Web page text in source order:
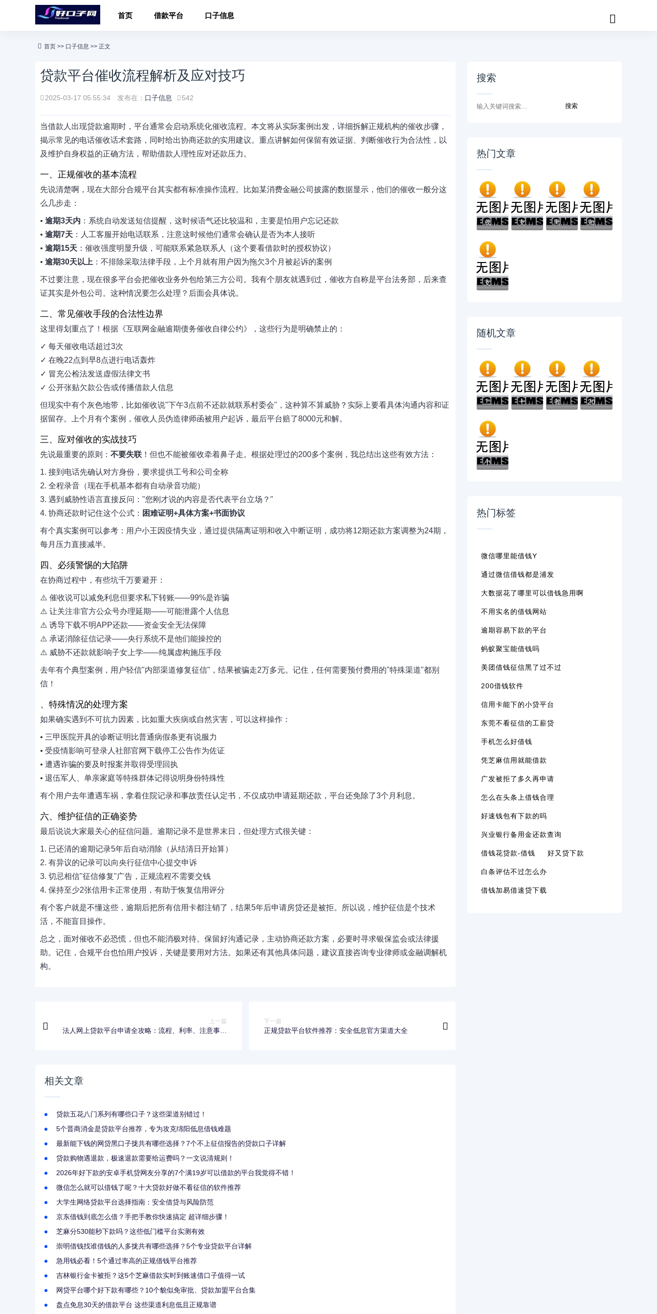
首页 借款平台 口子信息
首页 >> 口子信息 >> 正文
贷款平台催收流程解析及应对技巧
2025-03-17 05:55:34 发布在： 口子信息 542
当借款人出现贷款逾期时，平台通常会启动系统化催收流程。本文将从实际案例出发，详细拆解正规机构的催收步骤，
揭示常见的电话催收话术套路，同时给出协商还款的实用建议。重点讲解如何保留有效证据、判断催收行为合法性，以
及维护自身权益的正确方法，帮助借款人理性应对还款压力。
一、正规催收的基本流程
先说清楚啊，现在大部分合规平台其实都有标准操作流程。比如某消费金融公司披露的数据显示，他们的催收一般分这
么几步走：
• 逾期3天内 ：系统自动发送短信提醒，这时候语气还比较温和，主要是怕用户忘记还款
• 逾期7天 ：人工客服开始电话联系，注意这时候他们通常会确认是否为本人接听
• 逾期15天 ：催收强度明显升级，可能联系紧急联系人（这个要看借款时的授权协议）
• 逾期30天以上 ：不排除采取法律手段，上个月就有用户因为拖欠3个月被起诉的案例
不过要注意，现在很多平台会把催收业务外包给第三方公司。我有个朋友就遇到过，催收方自称是平台法务部，后来查
证其实是外包公司。这种情况要怎么处理？后面会具体说。
二、常见催收手段的合法性边界
这里得划重点了！根据《互联网金融逾期债务催收自律公约》，这些行为是明确禁止的：
✓ 每天催收电话超过3次
✓ 在晚22点到早8点进行电话轰炸
✓ 冒充公检法发送虚假法律文书
✓ 公开张贴欠款公告或传播借款人信息
但现实中有个灰色地带，比如催收说"下午3点前不还款就联系村委会"，这种算不算威胁？实际上要看具体沟通内容和证
据留存。上个月有个案例，催收人员伪造律师函被用户起诉，最后平台赔了8000元和解。
三、应对催收的实战技巧
先说最重要的原则： 不要失联 ！但也不能被催收牵着鼻子走。根据处理过的200多个案例，我总结出这些有效方法：
1. 接到电话先确认对方身份，要求提供工号和公司全称
2. 全程录音（现在手机基本都有自动录音功能）
3. 遇到威胁性语言直接反问："您刚才说的内容是否代表平台立场？"
4. 协商还款时记住这个公式： 困难证明+具体方案+书面协议
有个真实案例可以参考：用户小王因疫情失业，通过提供隔离证明和收入中断证明，成功将12期还款方案调整为24期，
每月压力直接减半。
四、必须警惕的大陷阱
在协商过程中，有些坑千万要避开：
⚠️ 催收说可以减免利息但要求私下转账——99%是诈骗
⚠️ 让关注非官方公众号办理延期——可能泄露个人信息
⚠️ 诱导下载不明APP还款——资金安全无法保障
⚠️ 承诺消除征信记录——央行系统不是他们能操控的
⚠️ 威胁不还款就影响子女上学——纯属虚构施压手段
去年有个典型案例，用户轻信"内部渠道修复征信"，结果被骗走2万多元。记住，任何需要预付费用的"特殊渠道"都别
信！
、特殊情况的处理方案
如果确实遇到不可抗力因素，比如重大疾病或自然灾害，可以这样操作：
• 三甲医院开具的诊断证明比普通病假条更有说服力
• 受疫情影响可登录人社部官网下载停工公告作为佐证
• 遭遇诈骗的要及时报案并取得受理回执
• 退伍军人、单亲家庭等特殊群体记得说明身份特殊性
有个用户去年遭遇车祸，拿着住院记录和事故责任认定书，不仅成功申请延期还款，平台还免除了3个月利息。
六、维护征信的正确姿势
最后说说大家最关心的征信问题。逾期记录不是世界末日，但处理方式很关键：
1. 已还清的逾期记录5年后自动消除（从结清日开始算）
2. 有异议的记录可以向央行征信中心提交申诉
3. 切忌相信"征信修复"广告，正规流程不需要交钱
4. 保持至少2张信用卡正常使用，有助于恢复信用评分
有个客户就是不懂这些，逾期后把所有信用卡都注销了，结果5年后申请房贷还是被拒。所以说，维护征信是个技术
活，不能盲目操作。
总之，面对催收不必恐慌，但也不能消极对待。保留好沟通记录，主动协商还款方案，必要时寻求银保监会或法律援
助。记住，合规平台也怕用户投诉，关键是要用对方法。如果还有其他具体问题，建议直接咨询专业律师或金融调解机
构。
上一篇
法人网上贷款平台申请全攻略：流程、利率、注意事项
下一篇
正规贷款平台软件推荐：安全低息官方渠道大全
相关文章
贷款五花八门系列有哪些口子？这些渠道别错过！
5个晋商消金是贷款平台推荐，专为攻克绵阳低息借钱难题
最新能下钱的网贷黑口子拢共有哪些选择？7个不上征信报告的贷款口子详解
贷款购物遇退款，极速退款需要给运费吗？一文说清规则！
2026年好下款的安卓手机贷网友分享的7个满19岁可以借款的平台我觉得不错！
微信怎么就可以借钱了呢？十大贷款好做不看征信的软件推荐
大学生网络贷款平台选择指南：安全借贷与风险防范
京东借钱到底怎么借？手把手教你快速搞定 超详细步骤！
芝麻分530能秒下款吗？这些低门槛平台实测有效
崇明借钱找谁借钱的人多拢共有哪些选择？5个专业贷款平台详解
急用钱必看！5个通过率高的正规借钱平台推荐
吉林银行金卡被拒？这5个芝麻借款实时到账速借口子值得一试
网贷平台哪个好下款有哪些？10个貌似免审批、贷款加盟平台合集
盘点免息30天的借款平台 这些渠道利息低且正规靠谱
搜索
热门文章
成黑户了哪里可以借钱急用啊，2025五大专属... 支付宝借钱平台哪个靠谱？实测这5款低息灵活... 黑户借款必下口子：2025推荐5个通过率100%的... 知乎推荐！借钱哪个平台靠谱？这5个低息正规...
支付宝借钱平台哪个好？实测推荐这3个靠谱低...
随机文章
二手车贷款最新口子有哪些？手把手教你选对... 十四天贷款口子大揭秘：靠谱平台一网打尽，... 省呗贷款实用技巧：5招教你低息省钱，轻松解... 2026手机微信借钱，差5000元就选这5个平台
小米钱柜下款流程解析：审核条件、放款步骤...
热门标签
微信哪里能借钱y
通过微信借钱都是浦发
大数据花了哪里可以借钱急用啊
不用实名的借钱网站
逾期容易下款的平台
蚂蚁聚宝能借钱吗
美团借钱征信黑了过不过
200借钱软件
信用卡能下的小贷平台
东莞不看征信的工薪贷
手机怎么好借钱
凭芝麻信用就能借款
广发被拒了多久再申请
怎么在头条上借钱合理
好速钱包有下款的吗
兴业银行备用金还款查询
借钱花贷款-借钱 好又贷下款
白条评估不过怎么办
借钱加易借速贷下载